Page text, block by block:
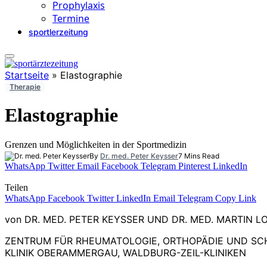
Prophylaxis
Termine
sportlerzeitung
Startseite » Elastographie
Therapie
Elastographie
Grenzen und Möglichkeiten in der Sportmedizin
By Dr. med. Peter Keysser7 Mins Read
WhatsApp Twitter Email Facebook Telegram Pinterest LinkedIn
Teilen
WhatsApp Facebook Twitter LinkedIn Email Telegram Copy Link
von DR. MED. PETER KEYSSER UND DR. MED. MARTIN
ZENTRUM FÜR RHEUMATOLOGIE, ORTHOPÄDIE UND
KLINIK OBERAMMERGAU, WALDBURG-ZEIL-KLINIKEN